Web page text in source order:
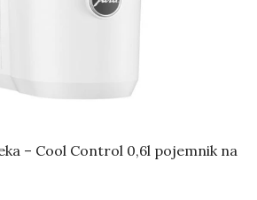
– Cool Control 0,6l pojemnik na